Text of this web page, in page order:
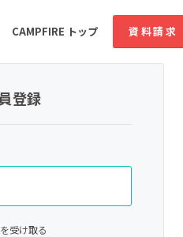
CAMPFIRE トップ 資料請求
登録
受け取る